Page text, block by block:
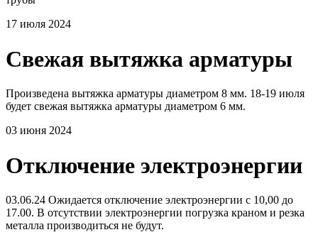
17 июля 2024
Свежая вытяжка арматуры
Произведена вытяжка арматуры диаметром 8 мм. 18-19 июля
будет свежая вытяжка арматуры диаметром 6 мм.
03 июня 2024
Отключение электроэнергии
03.06.24 Ожидается отключение электроэнергии с 10,00 до
17.00. В отсутствии электроэнергии погрузка краном и резка
металла производиться не будут.